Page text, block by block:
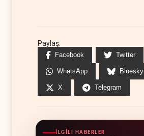
Paylaş:
Facebook Twitter
WhatsApp Bluesky
X Telegram
İLGILI HABERLER